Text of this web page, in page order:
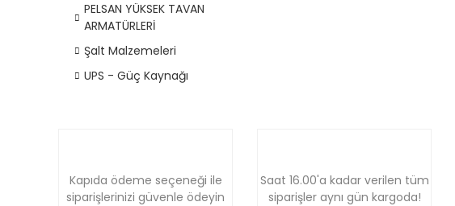
PELSAN YÜKSEK TAVAN
ARMATÜRLERİ
Şalt Malzemeleri
UPS - Güç Kaynağı
Kapıda ödeme seçeneği ile
siparişlerinizi güvenle ödeyin
Saat 16.00'a kadar verilen tüm
siparişler aynı gün kargoda!